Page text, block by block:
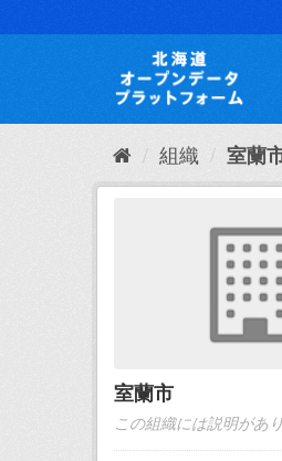
キ
て
組織 室蘭
室蘭市
この組織には説明があ